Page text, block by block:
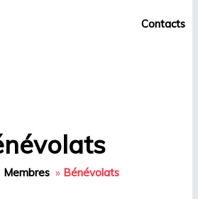
Contacts
Membres » Bénévolats